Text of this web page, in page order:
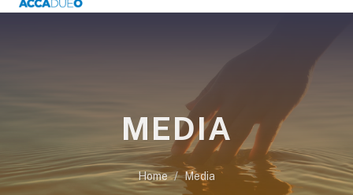
MEDIA
Home Media